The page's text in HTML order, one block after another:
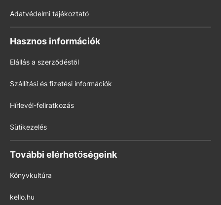
Adatvédelmi tájékoztató
Hasznos információk
Elállás a szerződéstől
Szállítási és fizetési információk
Hírlevél-feliratkozás
Sütikezelés
További elérhetőségeink
Könyvkultúra
kello.hu